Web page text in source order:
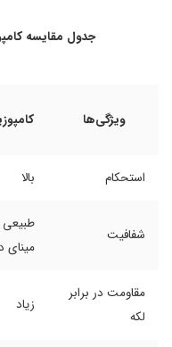
جدول مقایسه
ویژگی‌ها
استحکام بالا
شفافیت
طبیعی
مینای
مقاومت در برابر
لکه
زیاد